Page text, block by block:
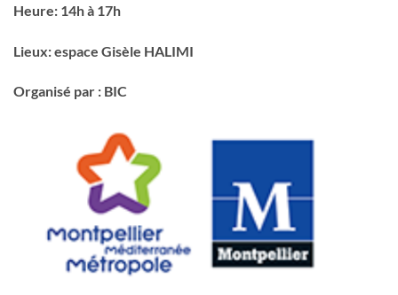
Heure: 14h à 17h
Lieux: espace Gisèle HALIMI
Organisé par : BIC